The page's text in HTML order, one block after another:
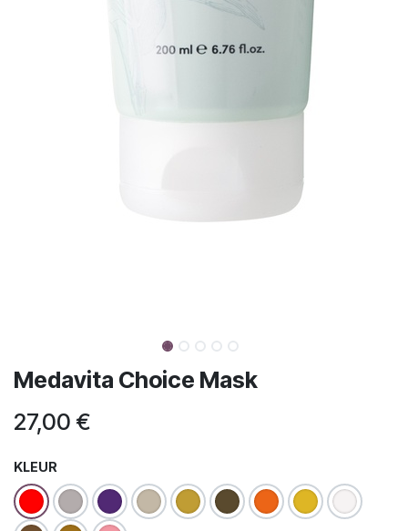
Medavita Choice Mask
27,00 €
KLEUR